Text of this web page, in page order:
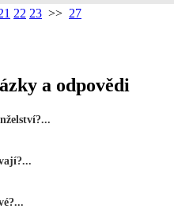
22 23 >> 27
a odpovědi